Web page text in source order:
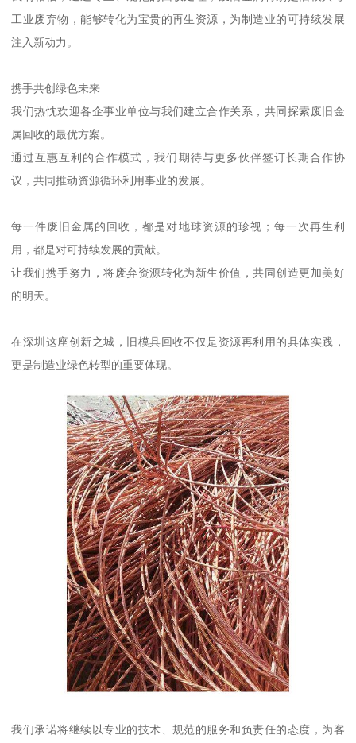
工业废弃物，能够转化为宝贵的再生资源，为制造业的可持续发展
注入新动力。
携手共创绿色未来
我们热忱欢迎各企事业单位与我们建立合作关系，共同探索废旧金
属回收的最优方案。
通过互惠互利的合作模式，我们期待与更多伙伴签订长期合作协
议，共同推动资源循环利用事业的发展。
每一件废旧金属的回收，都是对地球资源的珍视；每一次再生利
用，都是对可持续发展的贡献。
让我们携手努力，将废弃资源转化为新生价值，共同创造更加美好
的明天。
在深圳这座创新之城，旧模具回收不仅是资源再利用的具体实践，
更是制造业绿色转型的重要体现。
我们承诺将继续以专业的技术、规范的服务和负责任的态度，为客